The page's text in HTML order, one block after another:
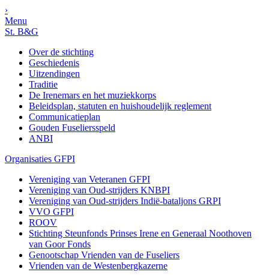
›
Menu
St. B&G
Over de stichting
Geschiedenis
Uitzendingen
Traditie
De Irenemars en het muziekkorps
Beleidsplan, statuten en huishoudelijk reglement
Communicatieplan
Gouden Fuseliersspeld
ANBI
Organisaties GFPI
Vereniging van Veteranen GFPI
Vereniging van Oud-strijders KNBPI
Vereniging van Oud-strijders Indië-bataljons GRPI
VVO GFPI
ROOV
Stichting Steunfonds Prinses Irene en Generaal Noothoven
van Goor Fonds
Genootschap Vrienden van de Fuseliers
Vrienden van de Westenbergkazerne